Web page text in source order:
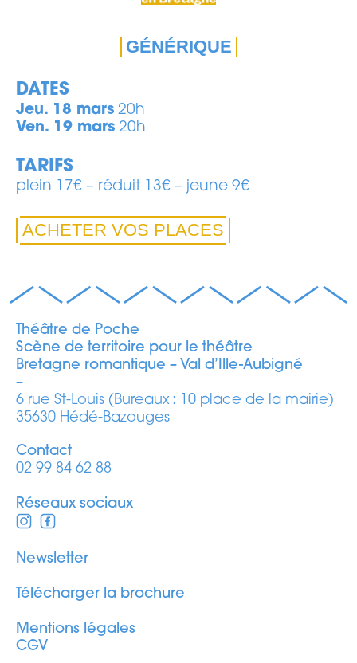
GÉNÉRIQUE
DATES
Jeu. 18 mars 20h
Ven. 19 mars 20h
TARIFS
plein 17€ – réduit 13€ – jeune 9€
ACHETER VOS PLACES
Théâtre de Poche
Scène de territoire pour le théâtre
Bretagne romantique – Val d’Ille-Aubigné
–
6 rue St-Louis (Bureaux : 10 place de la mairie)
35630 Hédé-Bazouges
Contact
02 99 84 62 88
Réseaux sociaux
Newsletter
Télécharger la brochure
Mentions légales
CGV